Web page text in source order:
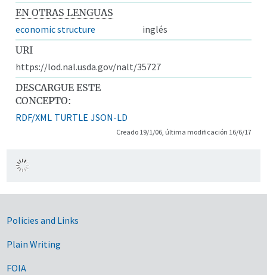
EN OTRAS LENGUAS
economic structure
inglés
URI
https://lod.nal.usda.gov/nalt/35727
DESCARGUE ESTE
CONCEPTO:
RDF/XML TURTLE JSON-LD
Creado 19/1/06, última modificación 16/6/17
Government Links
Policies and Links
Plain Writing
FOIA